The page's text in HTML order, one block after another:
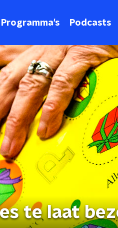
Programma's Podcasts
te laat